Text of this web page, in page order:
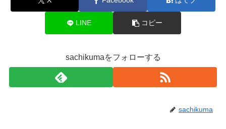
LINE コピー
sachikumaをフォローする
sachikuma